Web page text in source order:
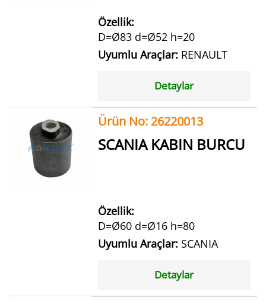
Özellik:
D=Ø83 d=Ø52 h=20
Uyumlu Araçlar: RENAULT
Detaylar
Ürün No: 26220013
SCANIA KABIN BURCU
Özellik:
D=Ø60 d=Ø16 h=80
Uyumlu Araçlar: SCANIA
Detaylar